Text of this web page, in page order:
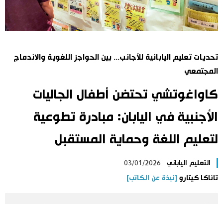
Español
إنفوغرافيك اليابان
اليابان في فيديو
مانغا وأنيمي
الأقسام
تحديات تعليم اليابانية للأجانب... بين الحواجز اللغوية والاندماج
المجتمعي
كاواغوتشي تحتضن أطفال الجاليات
الأجنبية في اليابان: مبادرة تطوعية
لتعليم اللغة وحماية المستقبل
التعليم الياباني
03/01/2026
تاناكا كيتارو [نبذة عن الكاتب]